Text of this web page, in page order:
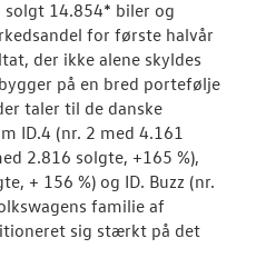
JOB OG
solgt 14.854* biler og
for første halvår
der ikke alene skyldes
på en bred portefølje
taler til de danske
ID.4 (nr. 2 med 4.161
2.816 solgte, +165 %),
+ 156 %) og ID. Buzz (nr.
familie af
sig stærkt på det